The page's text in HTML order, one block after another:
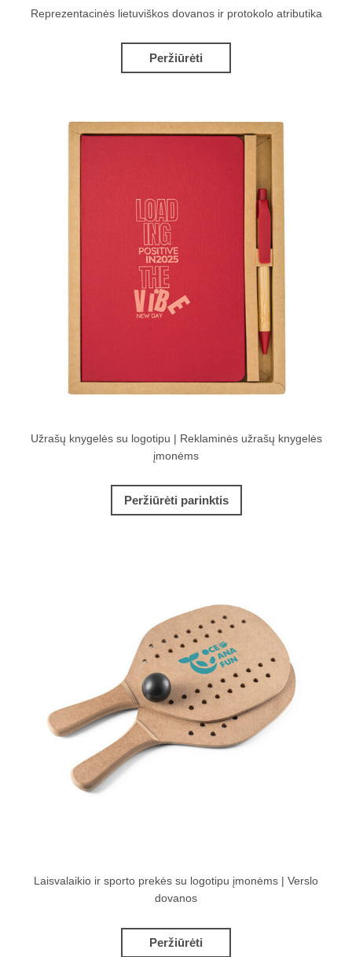
Reprezentacinės lietuviškos dovanos ir protokolo atributika
Peržiūrėti
Užrašų knygelės su logotipu | Reklaminės užrašų knygelės
įmonėms
Peržiūrėti parinktis
Laisvalaikio ir sporto prekės su logotipu įmonėms | Verslo
dovanos
Peržiūrėti